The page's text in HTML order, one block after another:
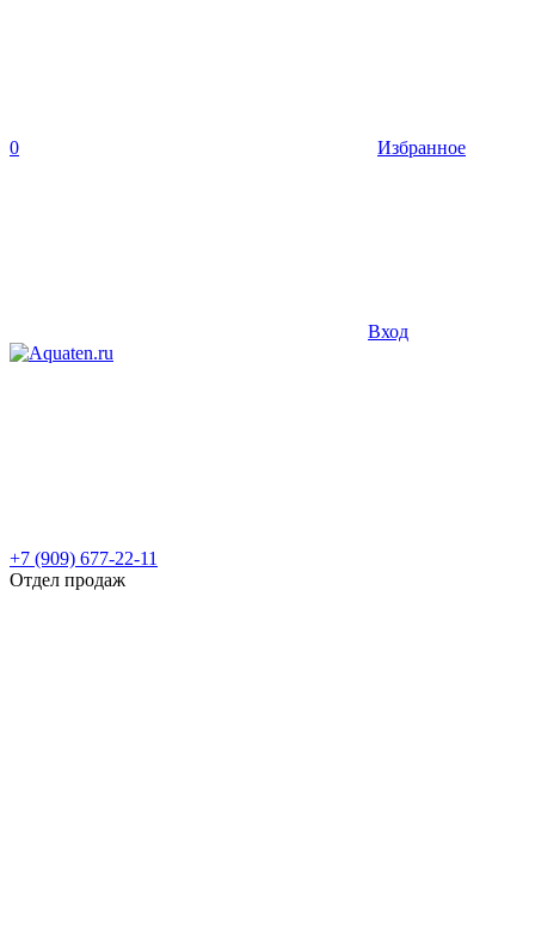
0 Избранное
Вход
+7 (909) 677-22-11
Отдел продаж